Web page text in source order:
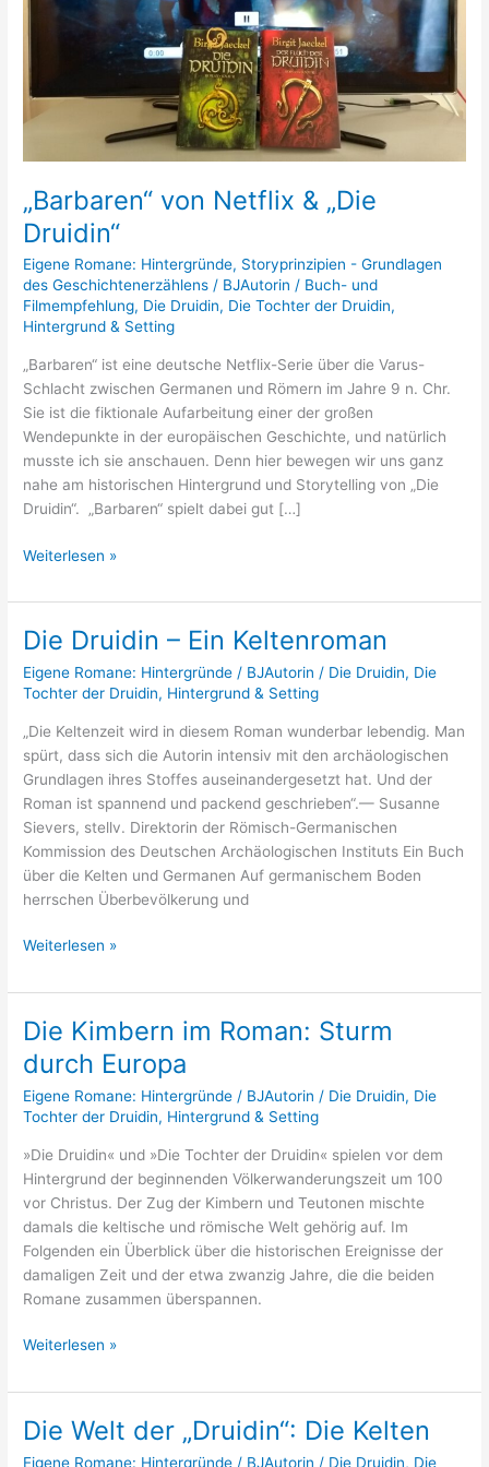
„Barbaren“ von Netflix & „Die
Druidin“
Eigene Romane: Hintergründe, Storyprinzipien - Grundlagen
des Geschichtenerzählens / BJAutorin/ Buch- und
Filmempfehlung, Die Druidin, Die Tochter der Druidin,
Hintergrund & Setting
„Barbaren“ ist eine deutsche Netflix-Serie über die Varus-
Schlacht zwischen Germanen und Römern im Jahre 9 n. Chr.
Sie ist die fiktionale Aufarbeitung einer der großen
Wendepunkte in der europäischen Geschichte, und natürlich
musste ich sie anschauen. Denn hier bewegen wir uns ganz
nahe am historischen Hintergrund und Storytelling von „Die
Druidin“. „Barbaren“ spielt dabei gut […]
Weiterlesen »
Die Druidin – Ein Keltenroman
Eigene Romane: Hintergründe / BJAutorin/ Die Druidin, Die
Tochter der Druidin, Hintergrund & Setting
„Die Keltenzeit wird in diesem Roman wunderbar lebendig. Man
spürt, dass sich die Autorin intensiv mit den archäologischen
Grundlagen ihres Stoffes auseinandergesetzt hat. Und der
Roman ist spannend und packend geschrieben“.— Susanne
Sievers, stellv. Direktorin der Römisch-Germanischen
Kommission des Deutschen Archäologischen Instituts Ein Buch
über die Kelten und Germanen Auf germanischem Boden
herrschen Überbevölkerung und
Die
–
Keltenroman
Weiterlesen »
Die Kimbern im Roman: Sturm
durch Europa
Eigene Romane: Hintergründe / BJAutorin / Die Druidin, Die
Tochter der Druidin, Hintergrund & Setting
»Die Druidin« und »Die Tochter der Druidin« spielen vor dem
Hintergrund der beginnenden Völkerwanderungszeit um 100
vor Christus. Der Zug der Kimbern und Teutonen mischte
damals die keltische und römische Welt gehörig auf. Im
Folgenden ein Überblick über die historischen Ereignisse der
damaligen Zeit und der etwa zwanzig Jahre, die die beiden
Romane zusammen überspannen.
Die
Kimbern
im
Roman:
Sturm
durch
Europa
Weiterlesen »
Die Welt der „Druidin“: Die Kelten
Eigene Romane: Hintergründe / BJAutorin / Die Druidin, Die
Die